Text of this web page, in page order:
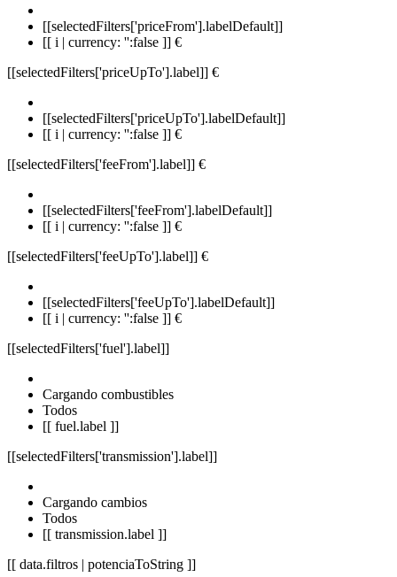
[[selectedFilters['priceFrom'].labelDefault]]
[[ i | currency: '':false ]] €
[[selectedFilters['priceUpTo'].label]] €
[[selectedFilters['priceUpTo'].labelDefault]]
[[ i | currency: '':false ]] €
[[selectedFilters['feeFrom'].label]] €
[[selectedFilters['feeFrom'].labelDefault]]
[[ i | currency: '':false ]] €
[[selectedFilters['feeUpTo'].label]] €
[[selectedFilters['feeUpTo'].labelDefault]]
[[ i | currency: '':false ]] €
[[selectedFilters['fuel'].label]]
Cargando combustibles
Todos
[[ fuel.label ]]
[[selectedFilters['transmission'].label]]
Cargando cambios
Todos
[[ transmission.label ]]
[[ data.filtros | potenciaToString ]]